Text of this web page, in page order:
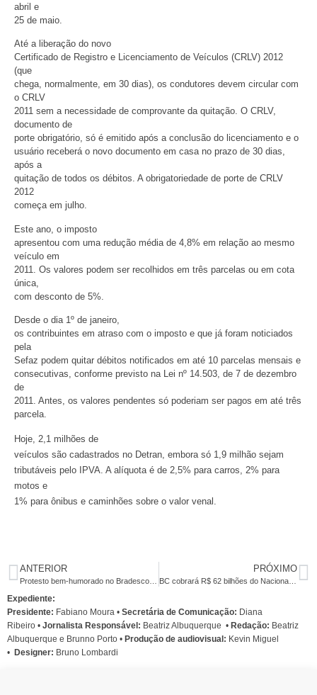
abril e
25 de maio.
Até a liberação do novo
Certificado de Registro e Licenciamento de Veículos (CRLV) 2012
(que
chega, normalmente, em 30 dias), os condutores devem circular com
o CRLV
2011 sem a necessidade de comprovante da quitação. O CRLV,
documento de
porte obrigatório, só é emitido após a conclusão do licenciamento e o
usuário receberá o novo documento em casa no prazo de 30 dias,
após a
quitação de todos os débitos. A obrigatoriedade de porte de CRLV
2012
começa em julho.
Este ano, o imposto
apresentou com uma redução média de 4,8% em relação ao mesmo
veículo em
2011. Os valores podem ser recolhidos em três parcelas ou em cota
única,
com desconto de 5%.
Desde o dia 1º de janeiro,
os contribuintes em atraso com o imposto e que já foram noticiados
pela
Sefaz podem quitar débitos notificados em até 10 parcelas mensais e
consecutivas, conforme previsto na Lei nº 14.503, de 7 de dezembro
de
2011. Antes, os valores pendentes só poderiam ser pagos em até três
parcela.
Hoje, 2,1 milhões de
veículos são cadastrados no Detran, embora só 1,9 milhão sejam
tributáveis pelo IPVA. A alíquota é de 2,5% para carros, 2% para
motos e
1% para ônibus e caminhões sobre o valor venal.
ANTERIOR PRÓXIMO
BC cobrará R$ 62 bilhões do Nacional e Econômico na Justiça
Expediente:
Presidente: Fabiano Moura • Secretária de Comunicação: Diana
Ribeiro • Jornalista Responsável: Beatriz Albuquerque • Redação: Beatriz
Albuquerque e Brunno Porto • Produção de audiovisual: Kevin Miguel
• Designer: Bruno Lombardi